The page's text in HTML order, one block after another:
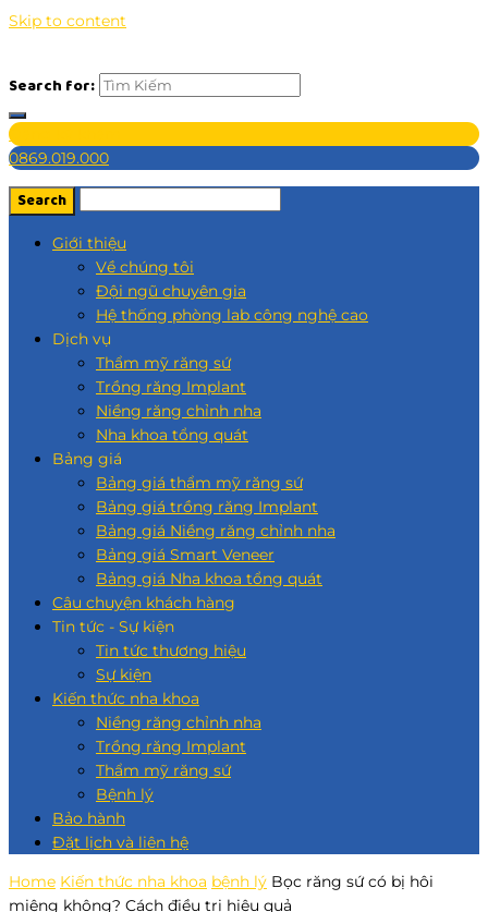
Skip to content
Search for:
Đăng ký khám
0869.019.000
Giới thiệu
Về chúng tôi
Đội ngũ chuyên gia
Hệ thống phòng lab công nghệ cao
Dịch vụ
Thẩm mỹ răng sứ
Trồng răng Implant
Niềng răng chỉnh nha
Nha khoa tổng quát
Bảng giá
Bảng giá thẩm mỹ răng sứ
Bảng giá trồng răng Implant
Bảng giá Niềng răng chỉnh nha
Bảng giá Smart Veneer
Bảng giá Nha khoa tổng quát
Câu chuyện khách hàng
Tin tức - Sự kiện
Tin tức thương hiệu
Sự kiện
Kiến thức nha khoa
Niềng răng chỉnh nha
Trồng răng Implant
Thẩm mỹ răng sứ
Bệnh lý
Bảo hành
Đặt lịch và liên hệ
Home Kiến thức nha khoa bệnh lý Bọc răng sứ có bị hôi
miệng không? Cách điều trị hiệu quả